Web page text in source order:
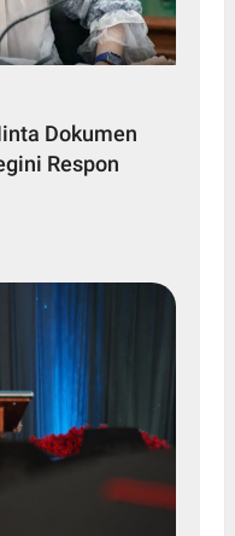
Dokumen
Respon